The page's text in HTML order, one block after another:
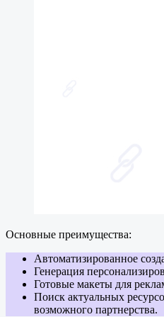
Основные преимущества:
Автоматизированное
Генерация
Готовые макеты для
Поиск актуальных
возможного партнерства.